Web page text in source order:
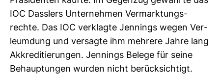
IOC Dass­lers Unter­nehmen Ver­mark­tungs­
rechte. Das IOC ver­klagte Jen­nings wegen Ver­
leum­dung und ver­sagte ihm meh­rere Jahre lang
Akkre­di­tie­rungen. Jen­nings Belege für seine
Behaup­tungen wurden nicht berück­sich­tigt.